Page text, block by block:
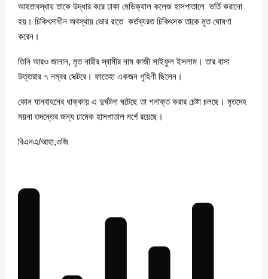
আহতাবস্থায় তাকে উদ্ধার করে ঢাকা মেডিক্যাল কলেজ হাসপাতালে ভর্তি করানো
হয়। চিকিৎসাধীন অবস্থায় ভোর রাতে কর্তব্যরত চিকিৎসক তাকে মৃত ঘোষণা
করেন।
তিনি আরও জানান, মৃত নারীর স্বামীর নাম কাজী সাইফুল ইসলাম। তার বাসা
উত্তরার ৭ নম্বর সেক্টরে। ফাতেহা একজন গৃহিণী ছিলেন।
কোন যানবাহনের ধাক্কায় এ দুর্ঘটনা ঘটেছে তা শনাক্ত করার চেষ্টা চলছে। মৃতদেহ
ময়না তদন্তের জন্য ঢামেক হাসপাতাল মর্গে রয়েছে।
বিএনএ/আহা,ওজি